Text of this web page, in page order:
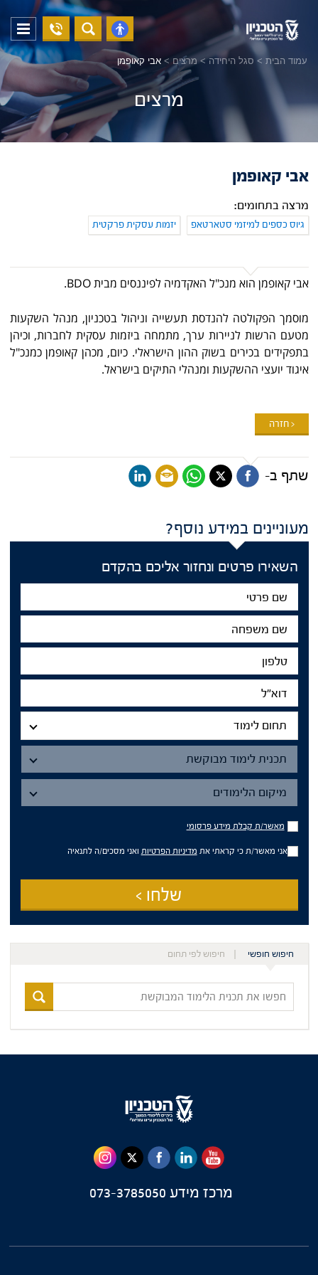
פתח
נגישות
04-
8294228
פתח
תפריט
עמוד הבית > סגל היחידה>מרצים > אבי קאופמן
מרצים
אבי קאופמן
מרצה בתחומים:
גיוס כספים למיזמי סטארטאפ יזמות עסקית פרקטית
אבי קאופמן הוא מנכ"ל האקדמיה לפיננסים מבית BDO.
מוסמך הפקולטה להנדסת תעשייה וניהול בטכניון, מנהל השקעות
מטעם הרשות לניירות ערך, מתמחה ביזמות עסקית לחברות, וכיהן
בתפקידים בכירים בשוק ההון הישראלי. כיום, מכהן קאופמן כמנכ"ל
איגוד יועצי ההשקעות ומנהלי התיקים בישראל.
< חזרה
שתף ב-
מעוניינים במידע נוסף?
השאירו פרטים ונחזור אליכם בהקדם
שם
פרטי
שם
משפחה
טלפון
דוא"ל
תחום
לימוד
תחום לימוד
תכנית
תכנית לימוד מבוקשת
מיקום
הלימודים
מיקום הלימודים
מאשר/ת
קבלת
מידע
פרסומי
מאשר/ת קבלת מידע פרסומי
אני מאשר/ת כי קראתי את מדיניות הפרטיות ואני מסכים/ה לתנאיה
שלחו >
חיפוש חופשי חיפוש לפי תחום
חפשו
את
תכנית
המבוקשת
מרכז מידע